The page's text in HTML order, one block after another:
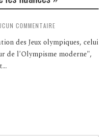
COMMENTAIRE
des Jeux olympiques, celui
de l'Olympisme moderne",